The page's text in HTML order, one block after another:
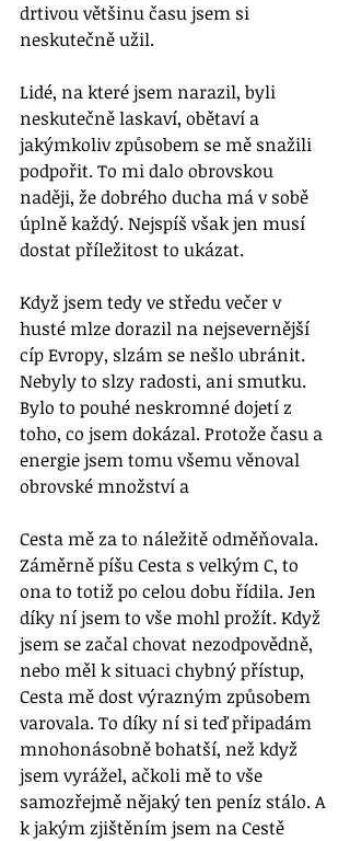
drtivou většinu času jsem si
neskutečně užil.
Lidé, na které jsem narazil, byli
neskutečně laskaví, obětaví a
jakýmkoliv způsobem se mě snažili
podpořit. To mi dalo obrovskou
naději, že dobrého ducha má v sobě
úplně každý. Nejspíš však jen musí
dostat příležitost to ukázat.
Když jsem tedy ve středu večer v
husté mlze dorazil na nejsevernější
cíp Evropy, slzám se nešlo ubránit.
Nebyly to slzy radosti, ani smutku.
Bylo to pouhé neskromné dojetí z
toho, co jsem dokázal. Protože času a
energie jsem tomu všemu věnoval
obrovské množství a
Cesta mě za to náležitě odměňovala.
Záměrně píšu Cesta s velkým C, to
ona to totiž po celou dobu řídila. Jen
díky ní jsem to vše mohl prožít. Když
jsem se začal chovat nezodpovědně,
nebo měl k situaci chybný přístup,
Cesta mě dost výrazným způsobem
varovala. To díky ní si teď připadám
mnohonásobně bohatší, než když
jsem vyrážel, ačkoli mě to vše
samozřejmě nějaký ten peníz stálo. A
k jakým zjištěním jsem na Cestě